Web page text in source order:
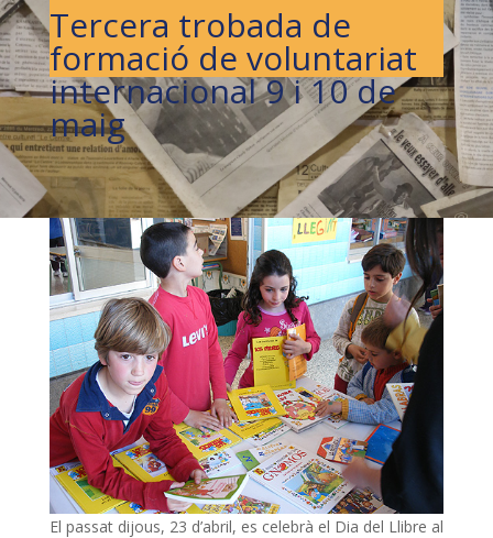
Tercera trobada de
formació de voluntariat
internacional 9 i 10 de
maig
El passat dijous, 23 d’abril, es celebrà el Dia del Llibre al